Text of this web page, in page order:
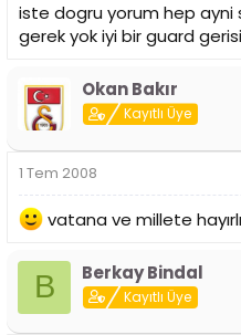
iste dogru yorum hep
gerek yok iyi bir guard
Okan Bakır
Kayıtlı Üye
1 Tem 2008
vatana ve millete
B Berkay Bindal
Kayıtlı Üye